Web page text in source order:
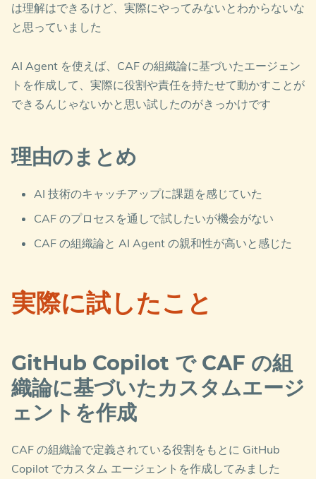
は理解はできるけど、実際にやってみないとわからないな
と思っていました
AI Agent を使えば、CAF の組織論に基づいたエージェン
トを作成して、実際に役割や責任を持たせて動かすことが
できるんじゃないかと思い試したのがきっかけです
理由のまとめ
AI 技術のキャッチアップに課題を感じていた
CAF のプロセスを通しで試したいが機会がない
CAF の組織論と AI Agent の親和性が高いと感じた
実際に試したこと
GitHub Copilot で CAF の組
織論に基づいたカスタムエージ
ェントを作成
CAF の組織論で定義されている役割をもとに GitHub
Copilot でカスタム エージェントを作成してみました